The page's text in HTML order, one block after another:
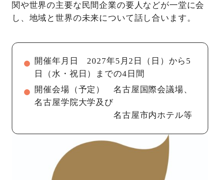
関や世界の主要な民間企業の要人などが一堂に会
し、地域と世界の未来について話し合います。
開催年月日 2027年5月2日（日）から5
日（水・祝日）までの4日間
開催会場（予定） 名古屋国際会議場、
名古屋学院大学及び
名古屋市内ホテル等